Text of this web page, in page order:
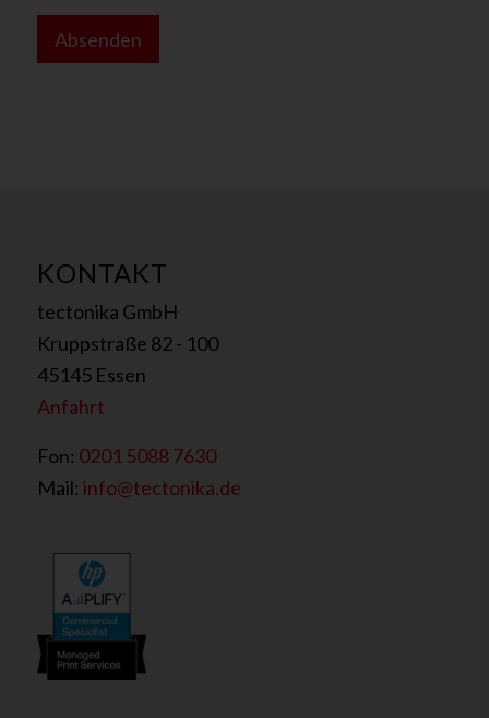
*
i
Absenden
KONTAKT
tectonika GmbH
Kruppstraße 82 - 100
45145 Essen
Anfahrt
Fon: 0201 5088 7630
Mail: info@tectonika.de